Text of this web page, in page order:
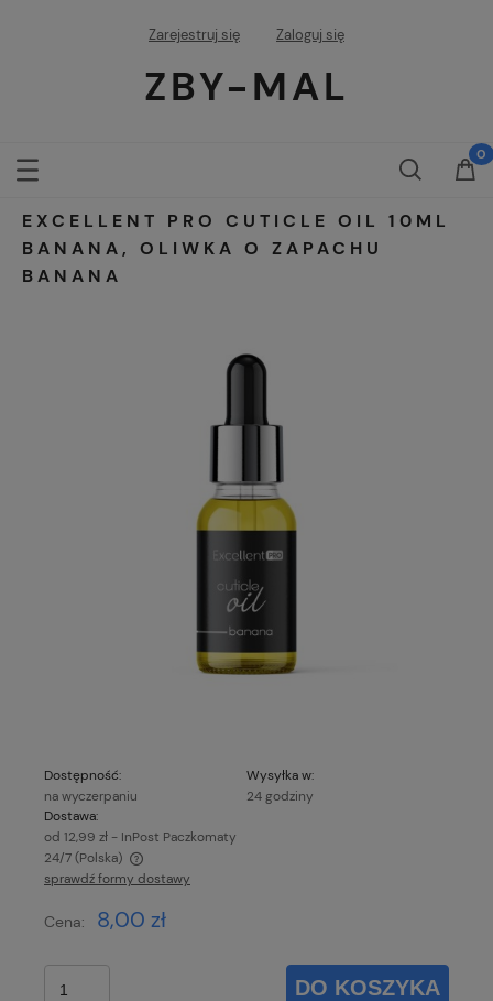
Zarejestruj się Zaloguj się
ZBY-MAL
EXCELLENT PRO CUTICLE OIL 10ML
BANANA, OLIWKA O ZAPACHU
BANANA
Dostępność:
na wyczerpaniu
Wysyłka w:
24 godziny
Dostawa:
od 12,99 zł - InPost Paczkomaty
24/7(Polska)
Cena nie zawiera ewentualnych kosztów płatności
sprawdź formy dostawy
Cena: 8,00 zł
DO KOSZYKA